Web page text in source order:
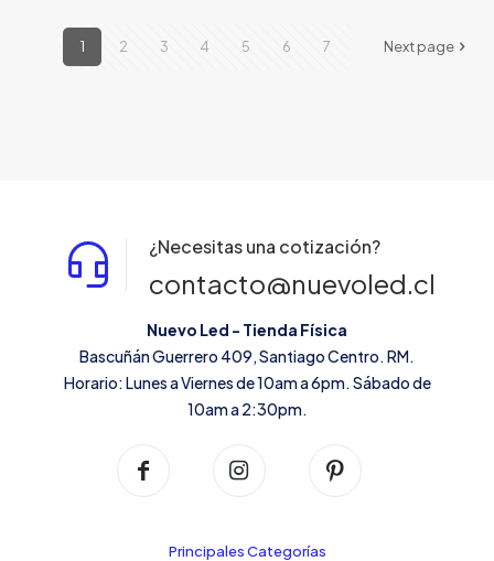
1 2 3 4 5 6 7 Next page
¿Necesitas una cotización?
contacto@nuevoled.cl
Nuevo Led - Tienda Física
Bascuñán Guerrero 409, Santiago Centro. RM.
Horario: Lunes a Viernes de 10am a 6pm. Sábado de
10am a 2:30pm.
Principales Categorías